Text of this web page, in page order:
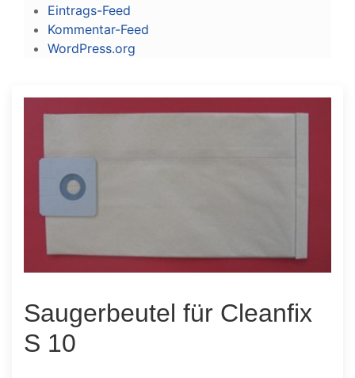
Eintrags-Feed
Kommentar-Feed
WordPress.org
Saugerbeutel für Cleanfix
S 10